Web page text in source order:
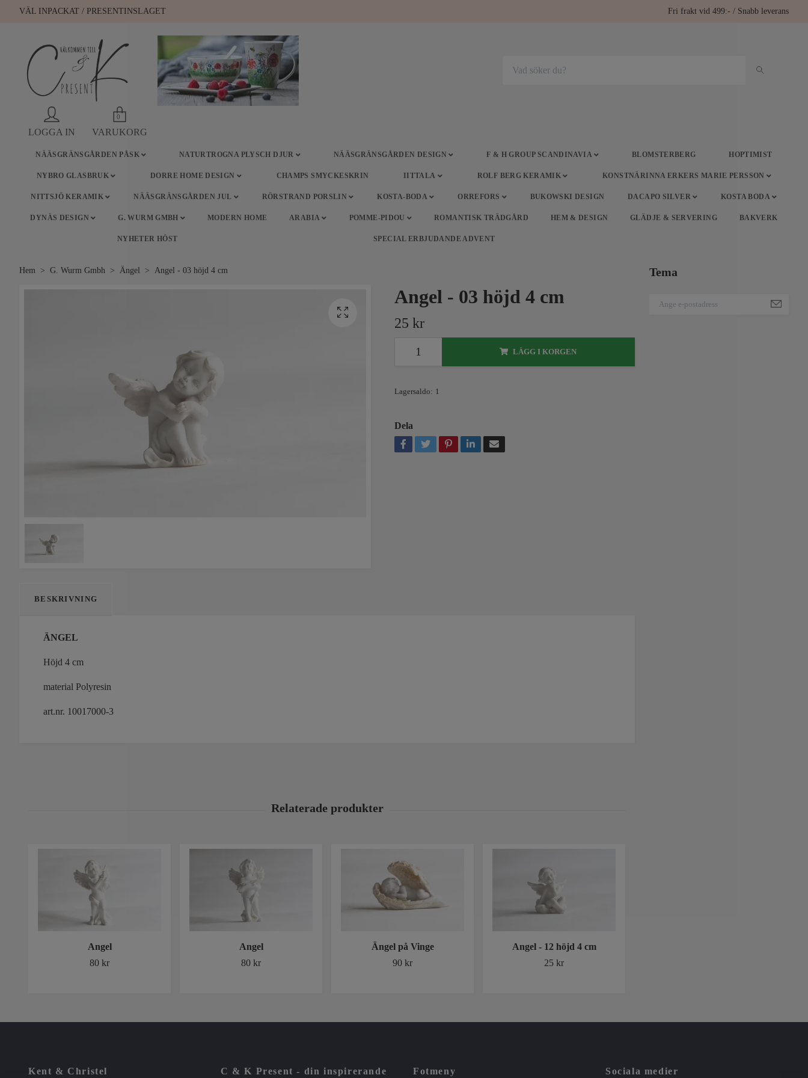
VÄL INPACKAT / PRESENTINSLAGET Fri frakt vid 499:- / Snabb leverans
LOGGA IN
0
VARUKORG
NÄÄSGRÄNSGÅRDEN PÅSK NATURTROGNA PLYSCH DJUR NÄÄSGRÄNSGÅRDEN DESIGN F & H GROUP SCANDINAVIA BLOMSTERBERG HOPTIMIST
NYBRO GLASBRUK DORRE HOME DESIGN CHAMPS SMYCKESKRIN IITTALA ROLF BERG KERAMIK KONSTNÄRINNA ERKERS MARIE PERSSON
NITTSJÖ KERAMIK NÄÄSGRÄNSGÅRDEN JUL RÖRSTRAND PORSLIN KOSTA-BODA ORREFORS BUKOWSKI DESIGN DACAPO SILVER KOSTA BODA
DYNÄS DESIGN G. WURM GMBH MODERN HOME ARABIA POMME-PIDOU ROMANTISK TRÄDGÅRD HEM & DESIGN GLÄDJE & SERVERING BAKVERK
NYHETER HÖST SPECIAL ERBJUDANDE ADVENT
Tema
Hem G. Wurm Gmbh Ängel Angel - 03 höjd 4 cm
Angel - 03 höjd 4 cm
25 kr
LÄGG I KORGEN
Lagersaldo: 1
Dela
BESKRIVNING
ÄNGEL
Höjd 4 cm
material Polyresin
art.nr. 10017000-3
Angel
80 kr
Angel
80 kr
Ängel på Vinge
90 kr
Angel - 12 höjd 4 cm
25 kr
Kent & Christel C & K Present - din inspirerande Fotmeny Sociala medier